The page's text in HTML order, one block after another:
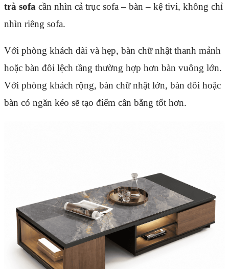
trà sofa cần nhìn cả trục sofa – bàn – kệ tivi, không chỉ
nhìn riêng sofa.
Với phòng khách dài và hẹp, bàn chữ nhật thanh mảnh
hoặc bàn đôi lệch tầng thường hợp hơn bàn vuông lớn.
Với phòng khách rộng, bàn chữ nhật lớn, bàn đôi hoặc
bàn có ngăn kéo sẽ tạo điểm cân bằng tốt hơn.